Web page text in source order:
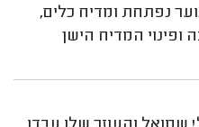
נפתחת ומדיח כלים,
ופינוי המדיח הישן